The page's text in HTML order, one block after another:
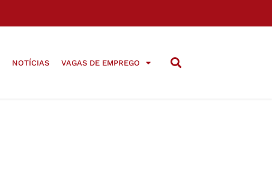
NOTÍCIAS VAGAS DE EMPREGO